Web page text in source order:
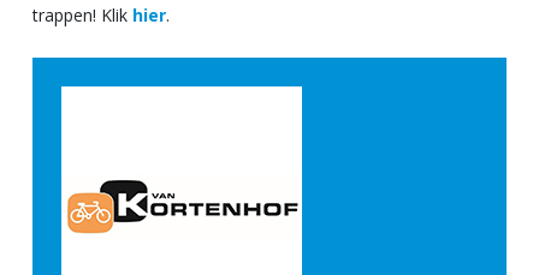
trappen! Klik hier.